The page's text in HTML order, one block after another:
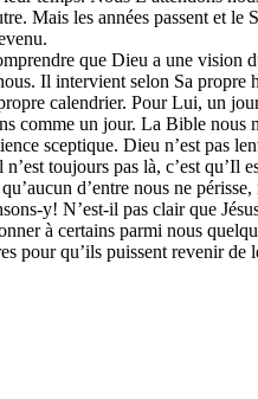
Mais les années passent et le
que Dieu a une vision
Il intervient selon Sa propre
calendrier. Pour Lui, un
comme un jour. La Bible nous
sceptique. Dieu n’est pas
n’est toujours pas là, c’est qu’Il
d’entre nous ne périsse,
y! N’est-il pas clair que
à certains parmi nous
pour qu’ils puissent revenir de